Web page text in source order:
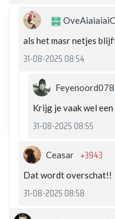
als het masr netjes
31-08-2025 08:54
Feyenoord078
Krijg je vaak wel
31-08-2025 08:55
Ceasar +3943
Dat wordt overschat!!
31-08-2025 08:58